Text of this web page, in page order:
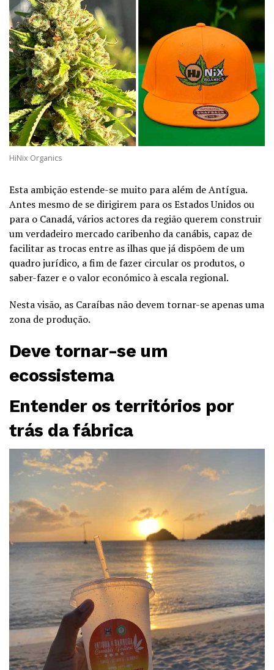
HiNix Organics
Esta ambição estende-se muito para além de Antígua.
Antes mesmo de se dirigirem para os Estados Unidos ou
para o Canadá, vários actores da região querem construir
um verdadeiro mercado caribenho da canábis, capaz de
facilitar as trocas entre as ilhas que já dispõem de um
quadro jurídico, a fim de fazer circular os produtos, o
saber-fazer e o valor económico à escala regional.
Nesta visão, as Caraíbas não devem tornar-se apenas uma
zona de produção.
Deve tornar-se um
ecossistema
Entender os territórios por
trás da fábrica